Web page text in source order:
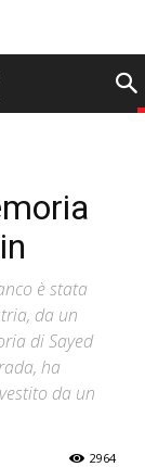
è stata
da un
di Sayed
ha
da un
2964